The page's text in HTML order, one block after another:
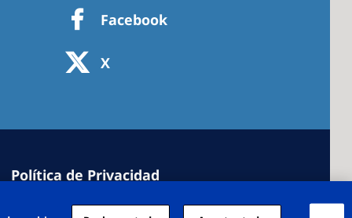
Facebook
X
Política de Privacidad